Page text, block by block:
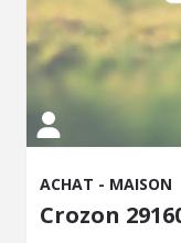
ACHAT - MAISON
Crozon